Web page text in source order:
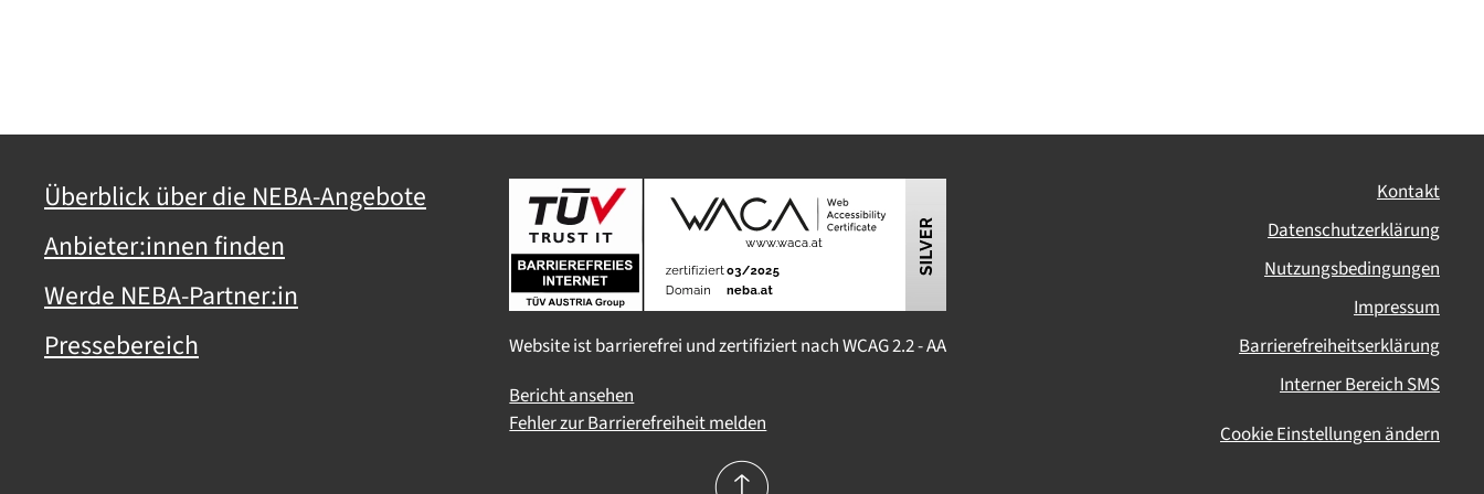
Überblick über die NEBA-Angebote
Anbieter:innen finden
Werde NEBA-Partner:in
Pressebereich
Website ist barrierefrei und zertifiziert nach WCAG 2.2 - AA
Bericht ansehen
Fehler zur Barrierefreiheit melden
Kontakt
Datenschutzerklärung
Nutzungsbedingungen
Impressum
Barrierefreiheitserklärung
Interner Bereich SMS
Cookie Einstellungen ändern